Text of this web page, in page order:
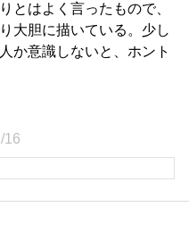
とはよく言ったもので、
大胆に描いている。少し
か意識しないと、ホント
16